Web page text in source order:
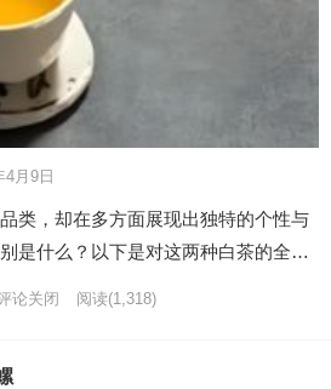
月9日
类，却在多方面展现出独特的个性与
是什么？以下是对这两种白茶的全…
论关闭 阅读(1,318)